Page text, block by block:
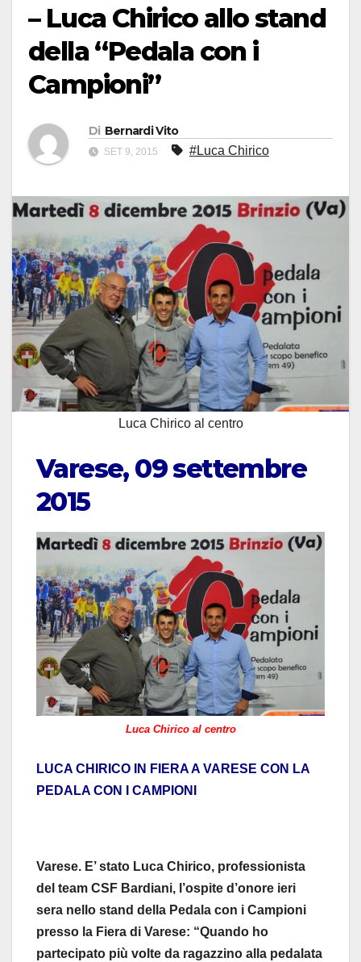
– Luca Chirico allo stand
della “Pedala con i
Campioni”
Di Bernardi Vito
SET 9, 2015 #Luca Chirico
Luca Chirico al centro
Varese, 09 settembre
2015
Luca Chirico al centro
LUCA CHIRICO IN FIERA A VARESE CON LA
PEDALA CON I CAMPIONI
Varese. E’ stato Luca Chirico, professionista
del team CSF Bardiani, l’ospite d’onore ieri
sera nello stand della Pedala con i Campioni
presso la Fiera di Varese: “Quando ho
partecipato più volte da ragazzino alla pedalata